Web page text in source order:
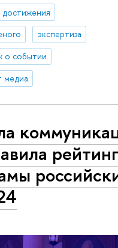
достижения
экспертиза
о событии
медиа